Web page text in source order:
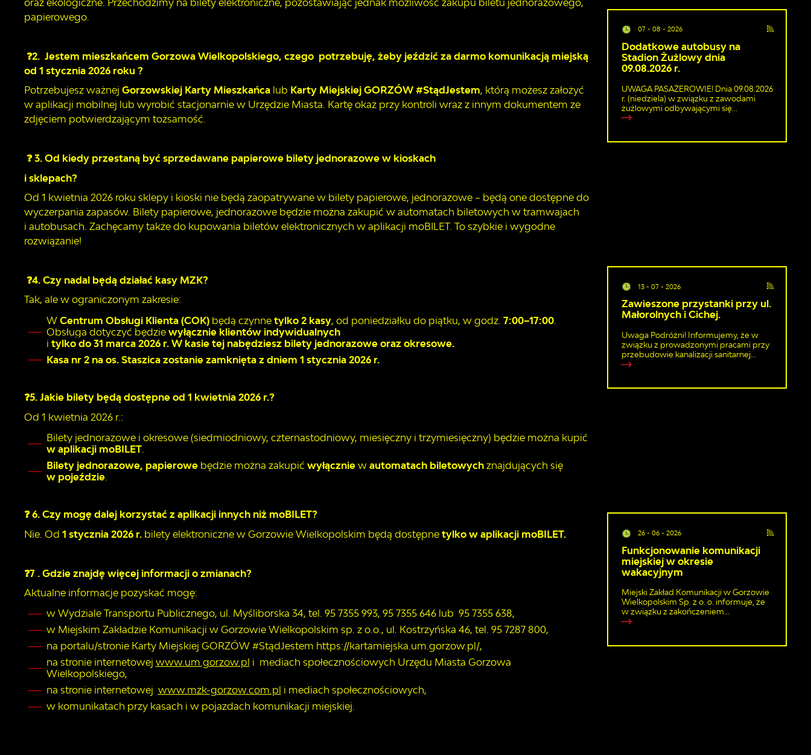
oraz ekologiczne. Przechodzimy na bilety elektroniczne, pozostawiając jednak możliwość zakupu biletu jednorazowego,
papierowego.
❓2. Jestem mieszkańcem Gorzowa Wielkopolskiego, czego potrzebuję, żeby jeździć za darmo komunikacją miejską
od 1 stycznia 2026 roku ?
Potrzebujesz ważnej Gorzowskiej Karty Mieszkańca lub Karty Miejskiej GORZÓW #StądJestem, którą możesz założyć
w aplikacji mobilnej lub wyrobić stacjonarnie w Urzędzie Miasta. Kartę okaż przy kontroli wraz z innym dokumentem ze
zdjęciem potwierdzającym tożsamość.
❓3. Od kiedy przestaną być sprzedawane papierowe bilety jednorazowe w kioskach
i sklepach?
Od 1 kwietnia 2026 roku sklepy i kioski nie będą zaopatrywane w bilety papierowe, jednorazowe – będą one dostępne do
wyczerpania zapasów. Bilety papierowe, jednorazowe będzie można zakupić w automatach biletowych w tramwajach
i autobusach. Zachęcamy także do kupowania biletów elektronicznych w aplikacji moBILET. To szybkie i wygodne
rozwiązanie!
❓4. Czy nadal będą działać kasy MZK?
Tak, ale w ograniczonym zakresie:
W Centrum Obsługi Klienta (COK)będą czynne tylko 2 kasy, od poniedziałku do piątku, w godz. 7:00–17:00.
Obsługa dotyczyć będzie wyłącznie klientów indywidualnych
i tylko do 31 marca 2026 r. W kasie tej nabędziesz bilety jednorazowe oraz okresowe.
Kasa nr 2 na os. Staszica zostanie zamknięta z dniem 1 stycznia 2026 r.
❓5. Jakie bilety będą dostępne od 1 kwietnia 2026 r.?
Od 1 kwietnia 2026 r.:
Bilety jednorazowe i okresowe (siedmiodniowy, czternastodniowy, miesięczny i trzymiesięczny) będzie można kupić
w aplikacji moBILET.
Bilety jednorazowe, papierowe będzie można zakupić wyłączniewautomatach biletowych znajdujących się
w pojeździe.
❓6. Czy mogę dalej korzystać z aplikacji innych niż moBILET?
Nie. Od 1 stycznia 2026 r.bilety elektroniczne w Gorzowie Wielkopolskim będą dostępne tylko w aplikacji moBILET.
❓7 . Gdzie znajdę więcej informacji o zmianach?
Aktualne informacje pozyskać mogę:
w Wydziale Transportu Publicznego, ul. Myśliborska 34, tel. 95 7355 993, 95 7355 646 lub 95 7355 638,
w Miejskim Zakładzie Komunikacji w Gorzowie Wielkopolskim sp. z o.o., ul. Kostrzyńska 46, tel. 95 7287 800,
na portalu/stronie Karty Miejskiej GORZÓW #StądJestem https://kartamiejska.um.gorzow.pl/,
na stronie internetowej www.um.gorzow.pl i mediach społecznościowych Urzędu Miasta Gorzowa
Wielkopolskiego,
na stronie internetowej www.mzk-gorzow.com.pl i mediach społecznościowych,
w komunikatach przy kasach i w pojazdach komunikacji miejskiej.
07 - 08 - 2026
Dodatkowe autobusy na
Stadion Żużlowy dnia
09.08.2026 r.
UWAGA PASAŻEROWIE! Dnia 09.08.2026
r. (niedziela) w związku z zawodami
żużlowymi odbywającymi się...
13 - 07 - 2026
Zawieszone przystanki przy ul.
Małorolnych i Cichej.
Uwaga Podróżni! Informujemy, że w
związku z prowadzonymi pracami przy
przebudowie kanalizacji sanitarnej...
26 - 06 - 2026
Funkcjonowanie komunikacji
miejskiej w okresie
wakacyjnym
Miejski Zakład Komunikacji w Gorzowie
Wielkopolskim Sp. z o. o. informuje, że
w związku z zakończeniem...